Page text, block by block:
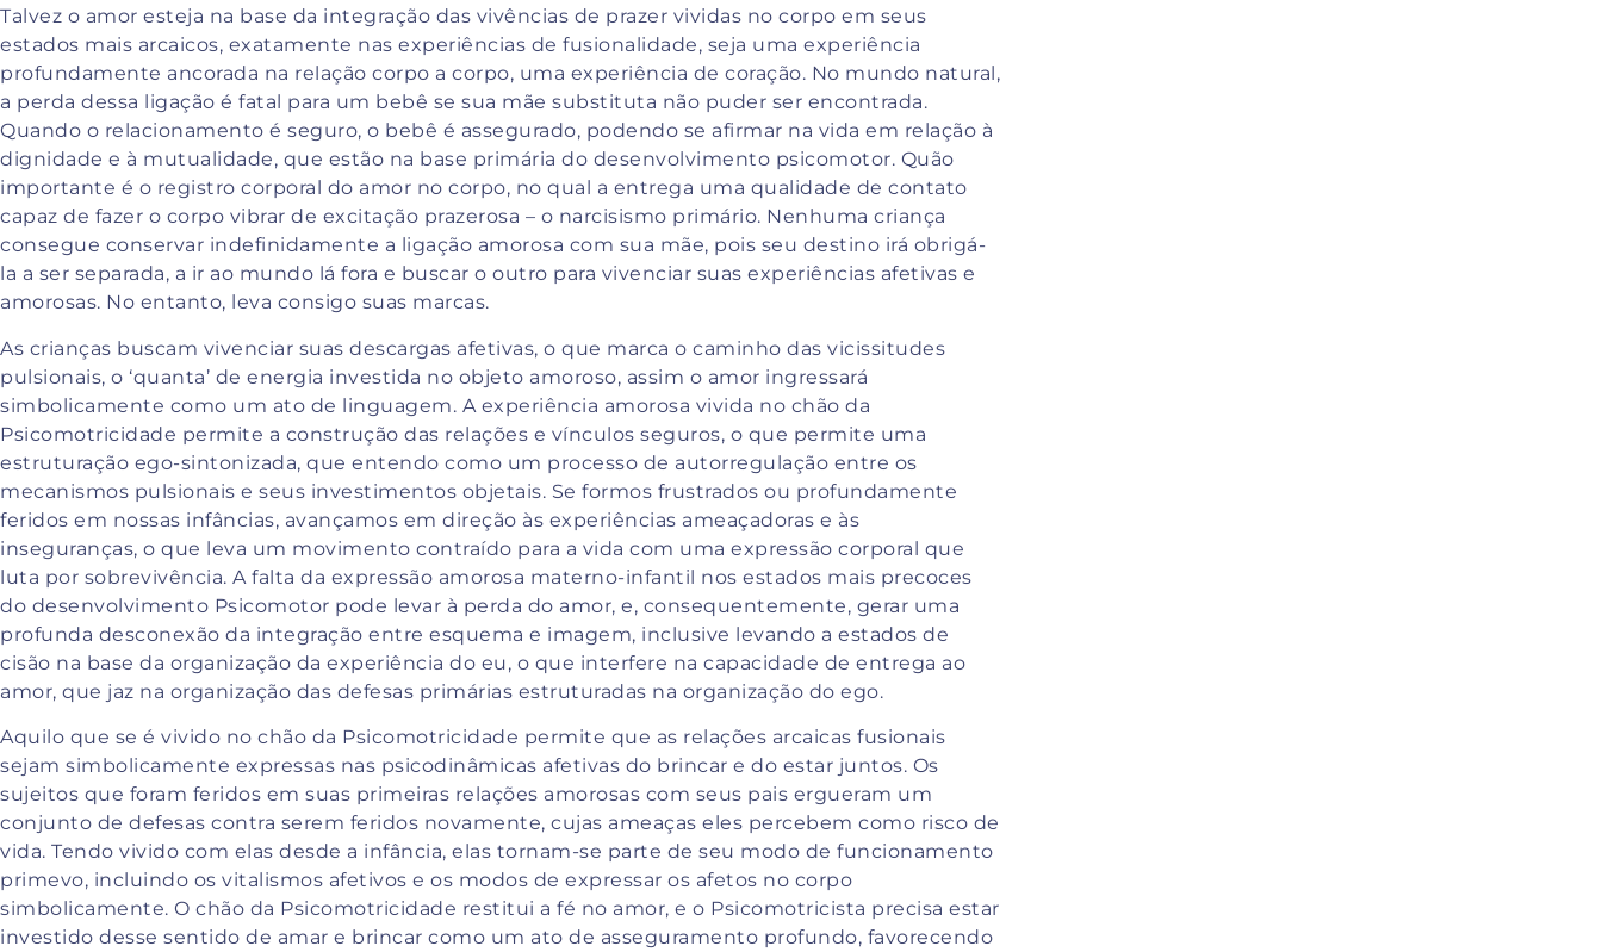
Talvez o amor esteja na base da integração das vivências de prazer vividas no corpo em seus
estados mais arcaicos, exatamente nas experiências de fusionalidade, seja uma experiência
profundamente ancorada na relação corpo a corpo, uma experiência de coração. No mundo natural,
a perda dessa ligação é fatal para um bebê se sua mãe substituta não puder ser encontrada.
Quando o relacionamento é seguro, o bebê é assegurado, podendo se afirmar na vida em relação à
dignidade e à mutualidade, que estão na base primária do desenvolvimento psicomotor. Quão
importante é o registro corporal do amor no corpo, no qual a entrega uma qualidade de contato
capaz de fazer o corpo vibrar de excitação prazerosa – o narcisismo primário. Nenhuma criança
consegue conservar indefinidamente a ligação amorosa com sua mãe, pois seu destino irá obrigá-
la a ser separada, a ir ao mundo lá fora e buscar o outro para vivenciar suas experiências afetivas e
amorosas. No entanto, leva consigo suas marcas.
As crianças buscam vivenciar suas descargas afetivas, o que marca o caminho das vicissitudes
pulsionais, o ‘quanta’ de energia investida no objeto amoroso, assim o amor ingressará
simbolicamente como um ato de linguagem. A experiência amorosa vivida no chão da
Psicomotricidade permite a construção das relações e vínculos seguros, o que permite uma
estruturação ego-sintonizada, que entendo como um processo de autorregulação entre os
mecanismos pulsionais e seus investimentos objetais. Se formos frustrados ou profundamente
feridos em nossas infâncias, avançamos em direção às experiências ameaçadoras e às
inseguranças, o que leva um movimento contraído para a vida com uma expressão corporal que
luta por sobrevivência. A falta da expressão amorosa materno-infantil nos estados mais precoces
do desenvolvimento Psicomotor pode levar à perda do amor, e, consequentemente, gerar uma
profunda desconexão da integração entre esquema e imagem, inclusive levando a estados de
cisão na base da organização da experiência do eu, o que interfere na capacidade de entrega ao
amor, que jaz na organização das defesas primárias estruturadas na organização do ego.
Aquilo que se é vivido no chão da Psicomotricidade permite que as relações arcaicas fusionais
sejam simbolicamente expressas nas psicodinâmicas afetivas do brincar e do estar juntos. Os
sujeitos que foram feridos em suas primeiras relações amorosas com seus pais ergueram um
conjunto de defesas contra serem feridos novamente, cujas ameaças eles percebem como risco de
vida. Tendo vivido com elas desde a infância, elas tornam-se parte de seu modo de funcionamento
primevo, incluindo os vitalismos afetivos e os modos de expressar os afetos no corpo
simbolicamente. O chão da Psicomotricidade restitui a fé no amor, e o Psicomotricista precisa estar
investido desse sentido de amar e brincar como um ato de asseguramento profundo, favorecendo